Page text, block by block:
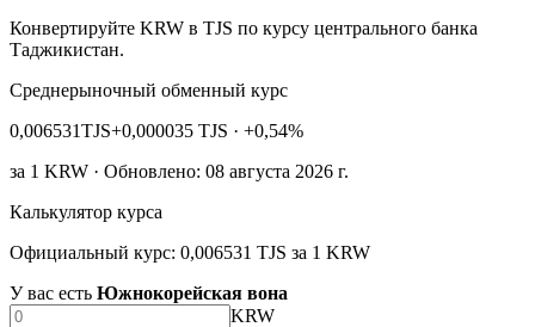
Конвертируйте KRW в TJS по курсу центрального банка
Таджикистан.
Среднерыночный обменный курс
0,006531TJS+0,000035 TJS · +0,54%
за 1 KRW · Обновлено: 08 августа 2026 г.
Калькулятор курса
Официальный курс: 0,006531 TJS за 1 KRW
У вас есть Южнокорейская вона
KRW